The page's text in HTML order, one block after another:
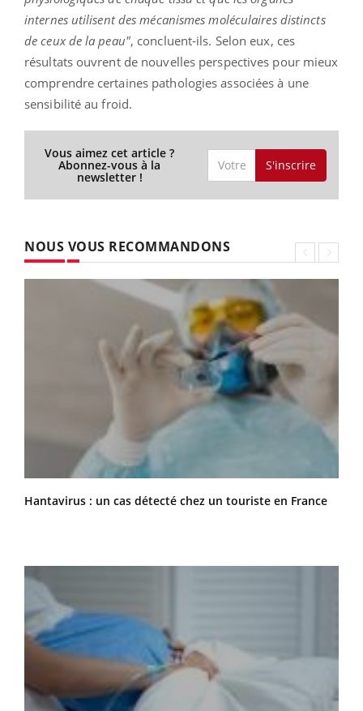
internes utilisent des mécanismes moléculaires distincts
de ceux de la peau", concluent-ils. Selon eux, ces
résultats ouvrent de nouvelles perspectives pour mieux
comprendre certaines pathologies associées à une
sensibilité au froid.
Vous aimez cet article ?
Abonnez-vous à la
newsletter !
S'inscrire
NOUS VOUS RECOMMANDONS
Hantavirus : un cas détecté chez un touriste en France